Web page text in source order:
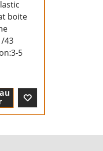
boite
43
3-5